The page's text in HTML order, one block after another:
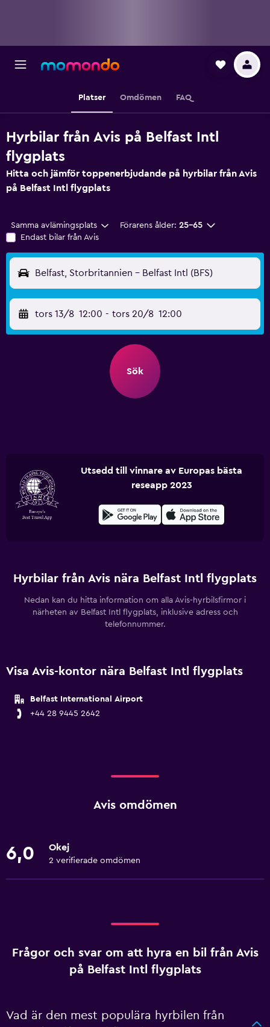
Platser Omdömen FAQ
Hyrbilar från Avis på Belfast Intl
flygplats
Hitta och jämför toppenerbjudande på hyrbilar från Avis
på Belfast Intl flygplats
Samma avlämingsplats Förarens ålder: 25-65
Endast bilar från Avis
Belfast, Storbritannien - Belfast Intl (BFS)
tors 13/8 12:00 - tors 20/8 12:00
Sök
Utsedd till vinnare av Europas bästa
reseapp 2023
Hyrbilar från Avis nära Belfast Intl flygplats
Nedan kan du hitta information om alla Avis-hyrbilsfirmor i
närheten av Belfast Intl flygplats, inklusive adress och
telefonnummer.
Visa Avis-kontor nära Belfast Intl flygplats
Belfast International Airport
+44 28 9445 2642
Avis omdömen
6,0 Okej
2 verifierade omdömen
Frågor och svar om att hyra en bil från Avis
på Belfast Intl flygplats
Vad är den mest populära hyrbilen från